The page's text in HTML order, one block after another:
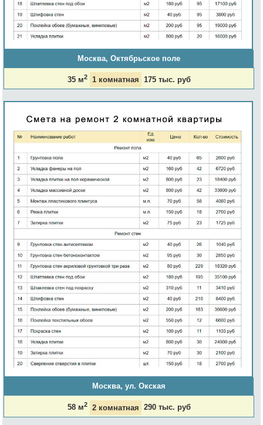
Москва, Октябрьское поле
35 м2 1 комнатная 175 тыс. руб
Москва, ул. Окская
58 м2 2 комнатная 290 тыс. руб